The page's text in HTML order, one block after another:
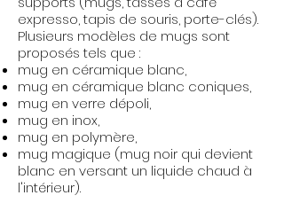
expresso, tapis de souris, porte-clés).
Plusieurs modèles de mugs sont
proposés tels que :
mug en céramique blanc,
mug en céramique blanc coniques,
mug en verre dépoli,
mug en inox,
mug en polymère,
mug magique (mug noir qui devient
blanc en versant un liquide chaud à
l'intérieur).​